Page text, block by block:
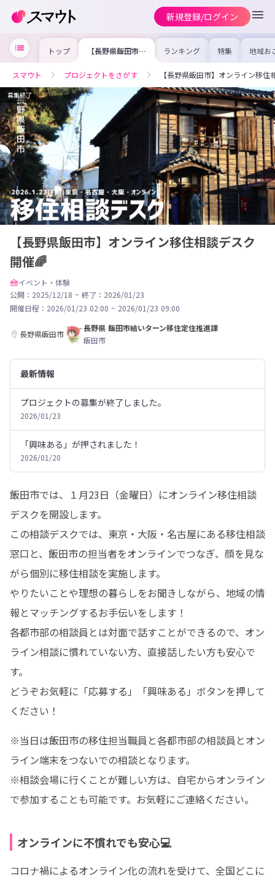
新規登録/ログイン
トップ 【長野県飯田市】
オンライン移住相
ランキング 特集 地域お
の求
を集め
事内容
を比較
合った
けよう
スマウト プロジェクトをさがす 【長野県飯田市】オンライン移住
募集終了
【長野県飯田市】オンライン移住相談デスク
開催🌈
イベント・体験
公開：2025/12/18 ~ 終了：2026/01/23
開催日程： 2026/01/23 02:00 ~ 2026/01/23 09:00
長野県飯田市
長野県 飯田市結いターン移住定住推進課
飯田市
最新情報
プロジェクトの募集が終了しました。
2026/01/23
「興味ある」が押されました！
2026/01/20
飯田市では、１月23日（金曜日）にオンライン移住相談
デスクを開設します。
この相談デスクでは、東京・大阪・名古屋にある移住相談
窓口と、飯田市の担当者をオンラインでつなぎ、顔を見な
がら個別に移住相談を実施します。
やりたいことや理想の暮らしをお聞きしながら、地域の情
報とマッチングするお手伝いをします！
各都市部の相談員とは対面で話すことができるので、オン
ライン相談に慣れていない方、直接話したい方も安心で
す。
どうぞお気軽に「応募する」「興味ある」ボタンを押して
ください！
※当日は飯田市の移住担当職員と各都市部の相談員とオン
ライン端末をつないでの相談となります。
※相談会場に行くことが難しい方は、自宅からオンライン
で参加することも可能です。お気軽にご連絡ください。
オンラインに不慣れでも安心💻
コロナ禍によるオンライン化の流れを受けて、全国どこに